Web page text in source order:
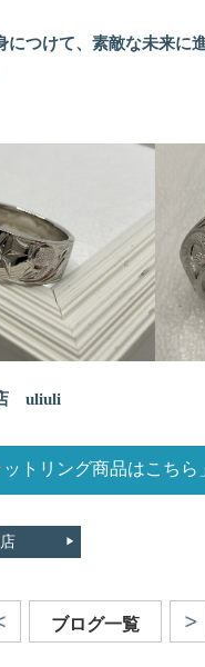
につけて、素敵な未来に
uliuli
ットリング商品はこちら
ブログ一覧